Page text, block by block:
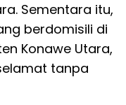
Sementara itu,
berdomisili di
Konawe Utara,
tanpa